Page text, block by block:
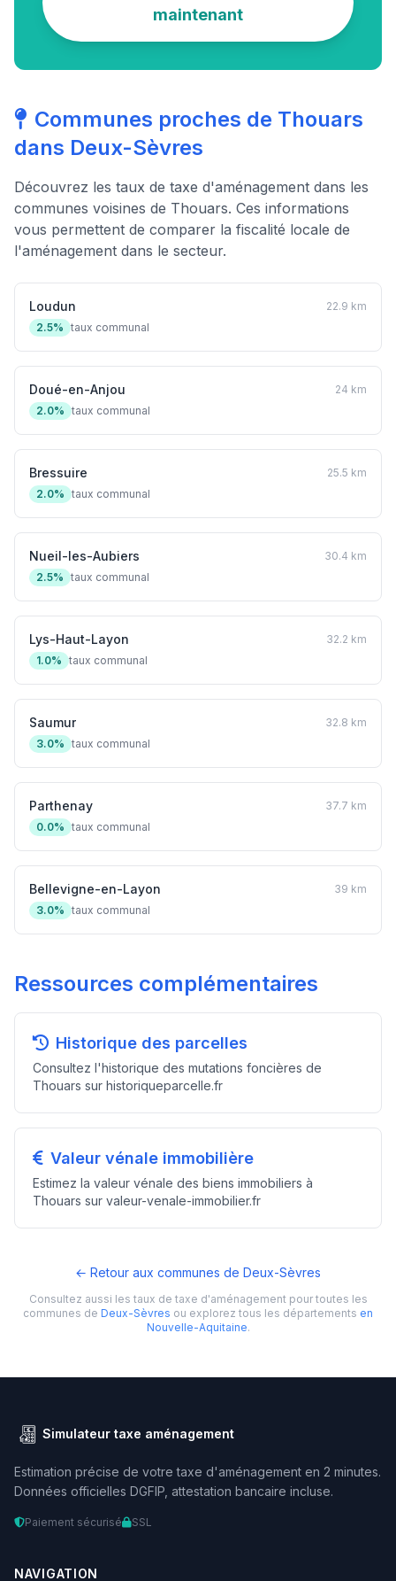
maintenant
Communes proches de Thouars
dans Deux-Sèvres
Découvrez les taux de taxe d'aménagement dans les
communes voisines de Thouars. Ces informations
vous permettent de comparer la fiscalité locale de
l'aménagement dans le secteur.
Loudun
22.9 km
2.5% taux communal
Doué-en-Anjou
24 km
2.0% taux communal
Bressuire
25.5 km
2.0% taux communal
Nueil-les-Aubiers
30.4 km
2.5% taux communal
Lys-Haut-Layon
32.2 km
1.0% taux communal
Saumur
32.8 km
3.0% taux communal
Parthenay
37.7 km
0.0% taux communal
Bellevigne-en-Layon
39 km
3.0% taux communal
Ressources complémentaires
Historique des parcelles
Consultez l'historique des mutations foncières de
Thouars sur historiqueparcelle.fr
Valeur vénale immobilière
Estimez la valeur vénale des biens immobiliers à
Thouars sur valeur-venale-immobilier.fr
← Retour aux communes de Deux-Sèvres
Consultez aussi les taux de taxe d'aménagement pour toutes les
communes de Deux-Sèvres ou explorez tous les départements en
Nouvelle-Aquitaine.
Simulateur taxe aménagement
Estimation précise de votre taxe d'aménagement en 2 minutes.
Données officielles DGFIP, attestation bancaire incluse.
Paiement sécurisé SSL
NAVIGATION